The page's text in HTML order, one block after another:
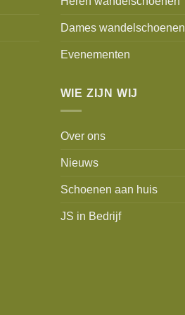
Dames wandelschoenen
Evenementen
WIE ZIJN WIJ
Over ons
Nieuws
Schoenen aan huis
JS in Bedrijf